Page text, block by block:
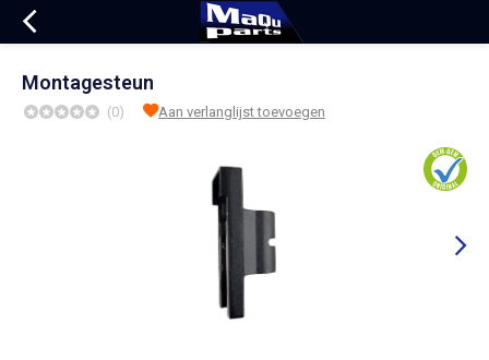
Montagesteun
(0) Aan verlanglijst toevoegen